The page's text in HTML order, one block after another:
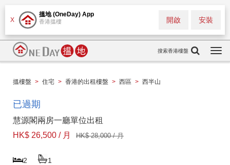
X
搵地 (OneDay) App
香港搵樓 安裝
開啟
搜索香港樓盤
搵樓盤 > 住宅 > 香港的出租樓盤 > 西區 > 西半山
已過期
慧源閣兩房一廳單位出租
HK$ 26,500 / 月
HK$ 28,000 / 月
2 1